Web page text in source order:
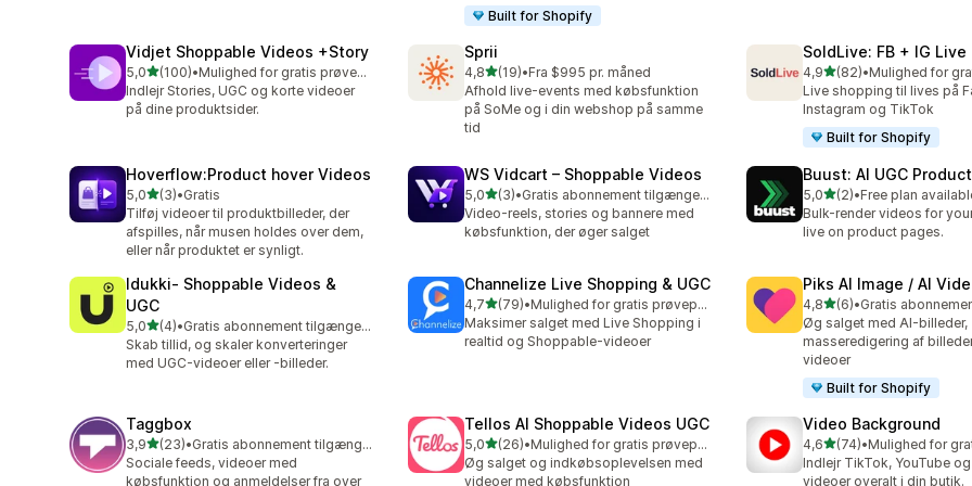
Built for Shopify
Vidjet Shoppable Videos +Story
5,0ud af 5 stjerner
(100)
100 anmeldelser i alt
•
Mulighed for gratis prøveperiode
Indlejr Stories, UGC og korte videoer
på dine produktsider.
Sprii
4,8ud af 5 stjerner
(19)
19 anmeldelser i alt
•Fra $995 pr. måned
Afhold live-events med købsfunktion
på SoMe og i din webshop på samme
tid
SoldLive: FB + IG Live
4,9ud af 5 stjerner
(82)
82 anmeldelser i alt
•
Live shopping til lives på
Instagram og TikTok
Built for Shopify
Hoverflow:Product hover Videos
5,0ud af 5 stjerner
(3)
3 anmeldelser i alt
•Gratis
Tilføj videoer til produktbilleder, der
afspilles, når musen holdes over dem,
eller når produktet er synligt.
WS Vidcart – Shoppable Videos
5,0ud af 5 stjerner
(3)
3 anmeldelser i alt
•
Gratis abonnement tilgængeligt
Video-reels, stories og bannere med
købsfunktion, der øger salget
Buust: AI UGC
5,0ud af 5 stjerner
(2)
2 anmeldelser i alt
•Free plan
Bulk-render videos for
live on product pages.
Idukki‑ Shoppable Videos &
UGC
5,0ud af 5 stjerner
(4)
4 anmeldelser i alt
•
Gratis abonnement tilgængeligt
Skab tillid, og skaler konverteringer
med UGC-videoer eller -billeder.
Channelize Live Shopping & UGC
4,7ud af 5 stjerner
(79)
79 anmeldelser i alt
•
Mulighed for gratis prøveperiode
Maksimer salget med Live Shopping i
realtid og Shoppable-videoer
Piks AI Image / AI
4,8ud af 5 stjerner
(6)
6 anmeldelser i alt
•
Øg salget med AI-billeder,
masseredigering af
videoer
Built for Shopify
Taggbox
3,9ud af 5 stjerner
(23)
23 anmeldelser i alt
•
Gratis abonnement tilgængeligt
Sociale feeds, videoer med
købsfunktion og anmeldelser fra over
Tellos AI Shoppable Videos UGC
5,0ud af 5 stjerner
(26)
26 anmeldelser i alt
•
Mulighed for gratis prøveperiode
Øg salget og indkøbsoplevelsen med
videoer med købsfunktion
Video Background
4,6ud af 5 stjerner
(74)
74 anmeldelser i alt
•
Indlejr TikTok, YouTube
videoer overalt i din butik.